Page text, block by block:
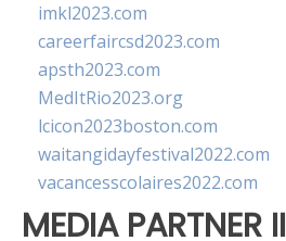
imkl2023.com
careerfaircsd2023.com
apsth2023.com
MedItRio2023.org
lcicon2023boston.com
waitangidayfestival2022.com
vacancesscolaires2022.com
MEDIA PARTNER II